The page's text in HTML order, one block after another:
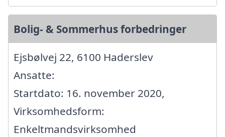
Bolig- & Sommerhus forbedringer
Ejsbølvej 22, 6100 Haderslev
Ansatte:
Startdato: 16. november 2020,
Virksomhedsform:
Enkeltmandsvirksomhed